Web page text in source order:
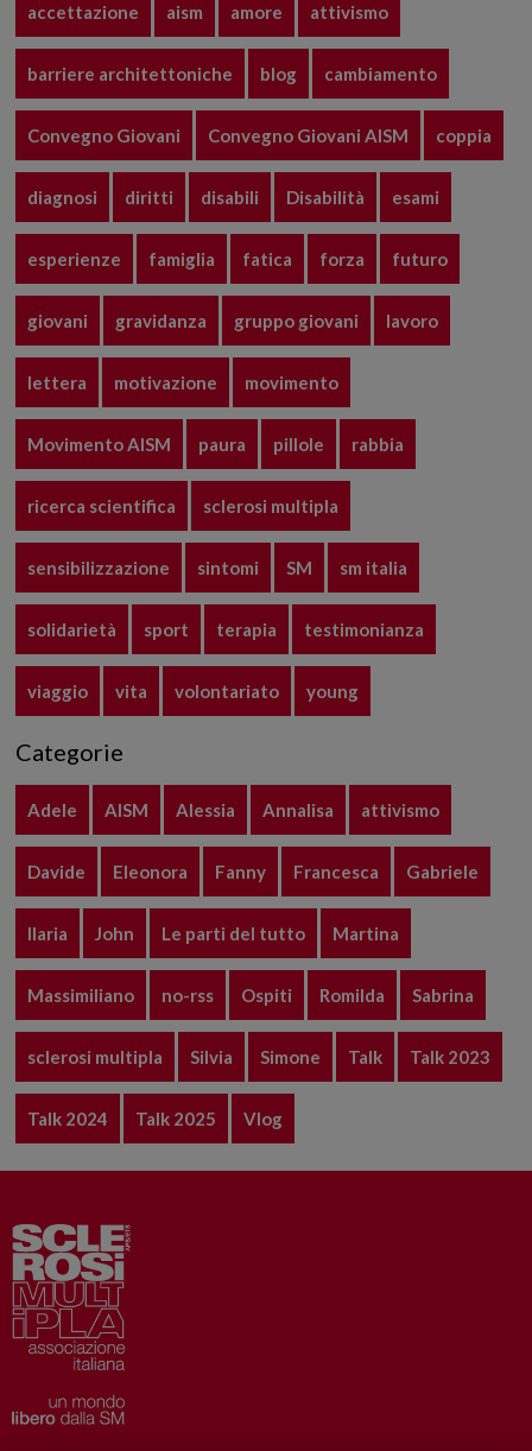
accettazione aism amore attivismo
barriere architettoniche blog cambiamento
Convegno Giovani Convegno Giovani AISM coppia
diagnosi diritti disabili Disabilità esami
esperienze famiglia fatica forza futuro
giovani gravidanza gruppo giovani lavoro
lettera motivazione movimento
Movimento AISM paura pillole rabbia
ricerca scientifica sclerosi multipla
sensibilizzazione sintomi SM sm italia
solidarietà sport terapia testimonianza
viaggio vita volontariato young
Categorie
Adele AISM Alessia Annalisa attivismo
Davide Eleonora Fanny Francesca Gabriele
Ilaria John Le parti del tutto Martina
Massimiliano no-rss Ospiti Romilda Sabrina
sclerosi multipla Silvia Simone Talk Talk 2023
Talk 2024 Talk 2025 Vlog